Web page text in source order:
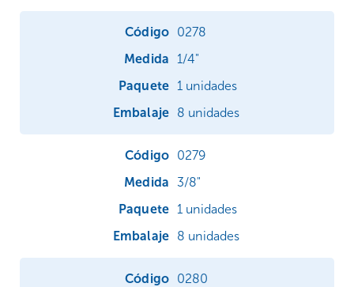
0278
1/4"
1 unidades
8 unidades
0279
3/8"
1 unidades
8 unidades
0280